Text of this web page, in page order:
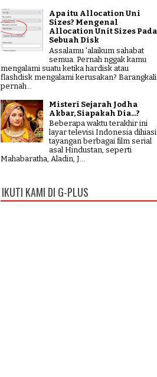
Apa itu Allocation Uni
Sizes? Mengenal
Allocation Unit Sizes Pada
Sebuah Disk
Assalamu 'alaikum sahabat
semua. Pernah nggak kamu
mengalami suatu ketika hardisk atau
flashdisk mengalami kerusakan? Barangkali
pernah...
Misteri Sejarah Jodha
Akbar, Siapakah Dia...?
Beberapa waktu terakhir ini
layar televisi Indonesia dihiasi
tayangan berbagai film serial
asal Hindustan, seperti
Mahabaratha, Aladin, J...
IKUTI KAMI DI G-PLUS